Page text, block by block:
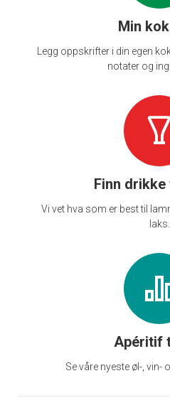
Min
Legg oppskrifter i din egen
notater og
Finn drikke
Vi vet hva som er best til
laks.
Apéritif
Se våre nyeste øl-, vin-